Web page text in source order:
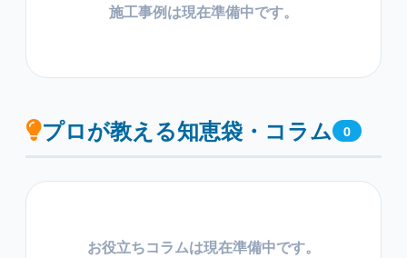
施工事例は現在準備中です。
プロが教える知恵袋・コラム 0
お役立ちコラムは現在準備中です。